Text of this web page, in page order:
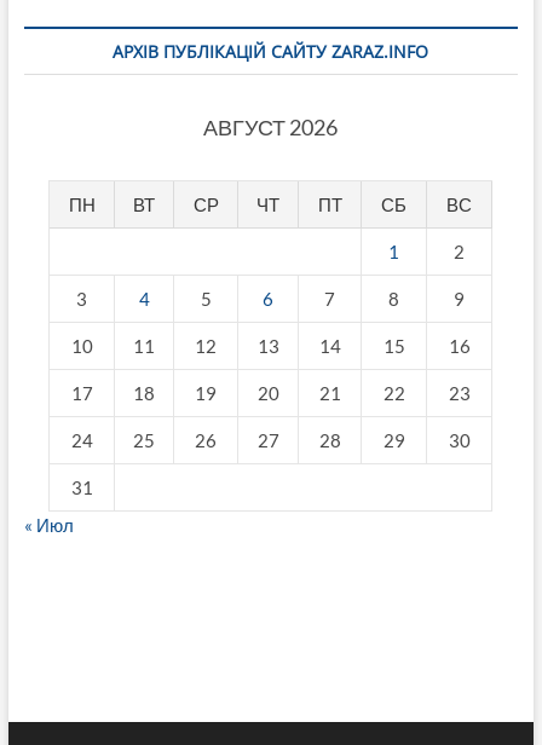
АРХІВ ПУБЛІКАЦІЙ САЙТУ ZARAZ.INFO
АВГУСТ 2026
ПН ВТ СР ЧТ ПТ СБ ВС
1 2
3 4 5 6 7 8 9
10 11 12 13 14 15 16
17 18 19 20 21 22 23
24 25 26 27 28 29 30
31
« Июл